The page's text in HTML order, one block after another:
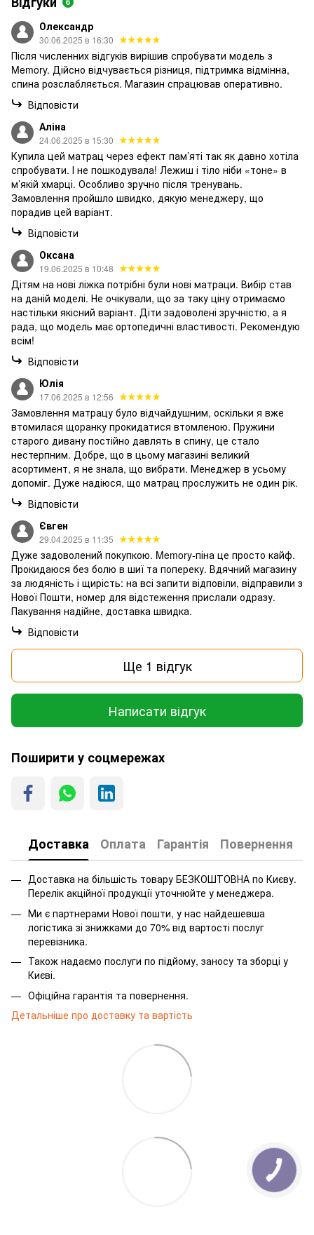
Олександр
30.06.2025 в 16:30
Після численних відгуків вирішив спробувати модель з
Memory. Дійсно відчувається різниця, підтримка відмінна,
спина розслабляється. Магазин спрацював оперативно.
Відповісти
Аліна
24.06.2025 в 15:30
Купила цей матрац через ефект пам’яті так як давно хотіла
спробувати. І не пошкодувала! Лежиш і тіло ніби «тонe» в
м’якій хмарці. Особливо зручно після тренувань.
Замовлення пройшло швидко, дякую менеджеру, що
порадив цей варіант.
Відповісти
Оксана
19.06.2025 в 10:48
Дітям на нові ліжка потрібні були нові матраци. Вибір став
на даній моделі. Не очікували, що за таку ціну отримаємо
настільки якісний варіант. Діти задоволені зручністю, а я
рада, що модель має ортопедичні властивості. Рекомендую
всім!
Відповісти
Юлія
17.06.2025 в 12:56
Замовлення матрацу було відчайдушним, оскільки я вже
втомилася щоранку прокидатися втомленою. Пружини
старого дивану постійно давлять в спину, це стало
нестерпним. Добре, що в цьому магазині великий
асортимент, я не знала, що вибрати. Менеджер в усьому
допоміг. Дуже надіюся, що матрац прослужить не один рік.
Відповісти
Євген
29.04.2025 в 11:35
Дуже задоволений покупкою. Memory-піна це просто кайф.
Прокидаюся без болю в шиї та попереку. Вдячний магазину
за людяність і щирість: на всі запити відповіли, відправили з
Нової Пошти, номер для відстеження прислали одразу.
Пакування надійне, доставка швидка.
Відповісти
Ще 1 відгук
Написати відгук
Поширити у соцмережах
Доставка Оплата Гарантія Повернення
Доставка на більшість товару БЕЗКОШТОВНА по Києву.
Перелік акційної продукції уточнюйте у менеджера.
Ми є партнерами Нової пошти, у нас найдешевша
логістика зі знижками до 70% від вартості послуг
перевізника.
Також надаємо послуги по підйому, заносу та зборці у
Києві.
Офіційна гарантія та повернення.
Детальніше про доставку та вартість